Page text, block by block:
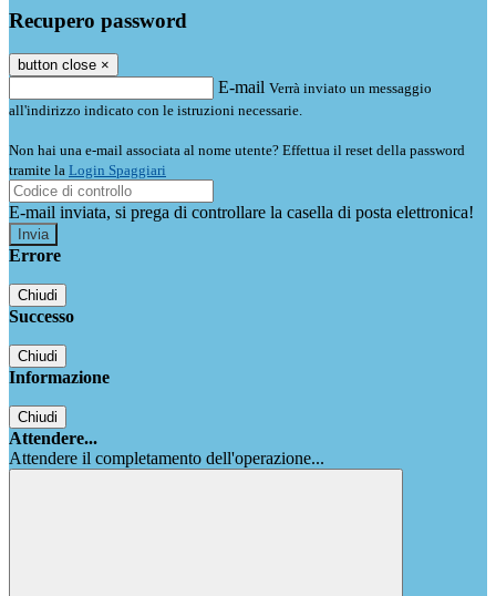
Recupero password
button close ×
E-mail Verrà inviato un messaggio
all'indirizzo indicato con le istruzioni necessarie.
Non hai una e-mail associata al nome utente? Effettua il reset della password
tramite la Login Spaggiari
E-mail inviata, si prega di controllare la casella di posta elettronica!
Errore
Chiudi
Successo
Chiudi
Informazione
Chiudi
Attendere...
Attendere il completamento dell'operazione...